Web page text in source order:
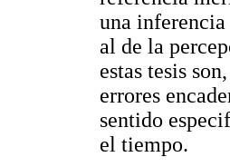
una
al de la
estas tesis
errores
sentido
el tiempo.